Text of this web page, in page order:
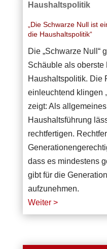
Haushaltspolitik
„Die Schwarze Null ist
die Haushaltspolitik“
Die „Schwarze Null“
Schäuble als oberste
Haushaltspolitik. Die
einleuchtend klingen
zeigt: Als
Haushaltsführung
rechtfertigen.
dass es mindestens
gibt für die
aufzunehmen.
Weiter >